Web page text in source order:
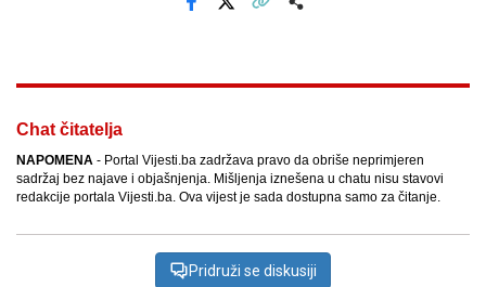
Chat čitatelja
NAPOMENA - Portal Vijesti.ba zadržava pravo da obriše neprimjeren
sadržaj bez najave i objašnjenja. Mišljenja iznešena u chatu nisu stavovi
redakcije portala Vijesti.ba. Ova vijest je sada dostupna samo za čitanje.
Pridruži se diskusiji